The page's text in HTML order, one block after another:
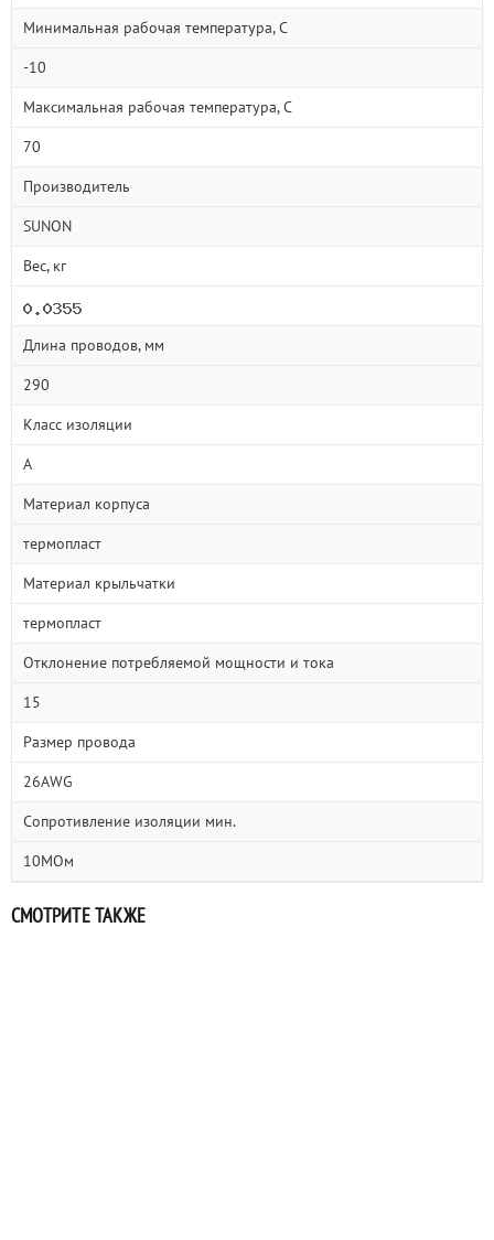
Минимальная рабочая температура, С
-10
Максимальная рабочая температура, С
70
Производитель
SUNON
Вес, кг
Длина проводов, мм
290
Класс изоляции
A
Материал корпуса
термопласт
Материал крыльчатки
термопласт
Отклонение потребляемой мощности и тока
15
Размер провода
26AWG
Сопротивление изоляции мин.
10МОм
СМОТРИТЕ ТАКЖЕ